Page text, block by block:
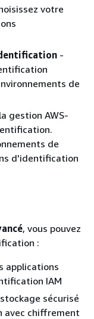
votre
-
de
gestion AWS-
de
d'identification
, vous pouvez
:
applications
IAM
sécurisé
avec chiffrement